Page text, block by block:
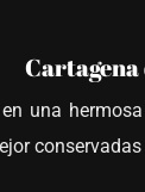
en una